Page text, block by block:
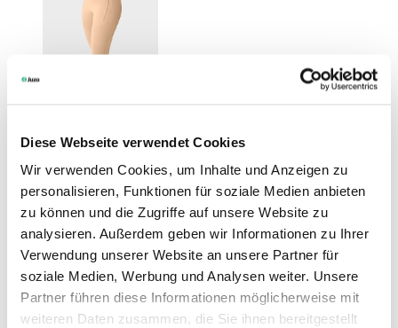
Diese Webseite verwendet Cookies
Wir verwenden Cookies, um Inhalte und Anzeigen zu
personalisieren, Funktionen für soziale Medien anbieten
zu können und die Zugriffe auf unsere Website zu
analysieren. Außerdem geben wir Informationen zu Ihrer
Verwendung unserer Website an unsere Partner für
soziale Medien, Werbung und Analysen weiter. Unsere
Partner führen diese Informationen möglicherweise mit
weiteren Daten zusammen, die Sie ihnen bereitgestellt